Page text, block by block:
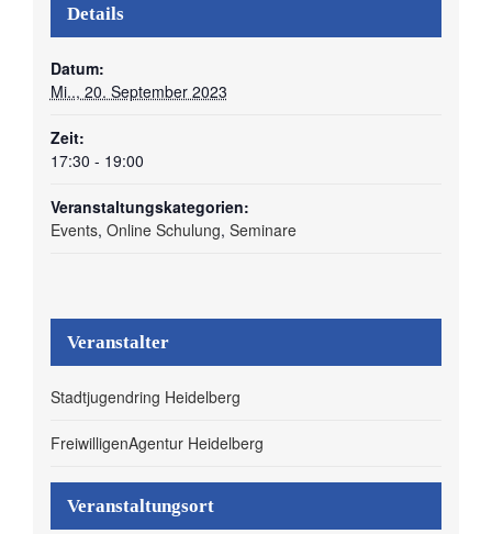
Details
Datum:
Mi.., 20. September 2023
Zeit:
17:30 - 19:00
Veranstaltungskategorien:
Events, Online Schulung, Seminare
Veranstaltungsort
Veranstalter
Stadtjugendring Heidelberg
FreiwilligenAgentur Heidelberg